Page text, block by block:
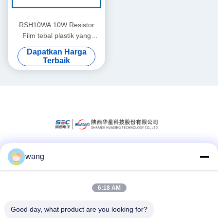
RSH10WA 10W Resistor
Film tebal plastik yang
terbungkus
Dapatkan Harga
Terbaik
wang
6:18 AM
Good day, what product are you looking for?